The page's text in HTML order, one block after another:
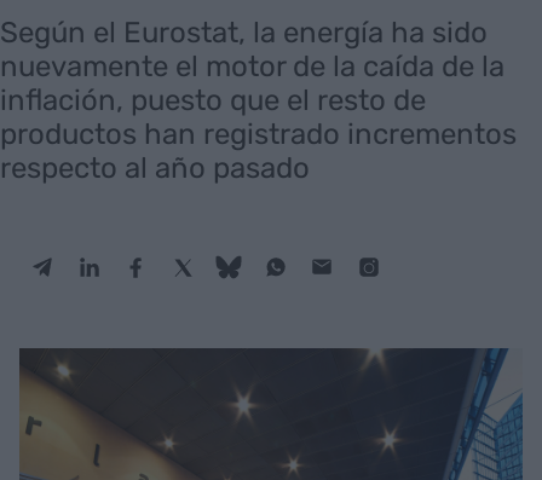
Según el Eurostat, la energía ha sido
nuevamente el motor de la caída de la
inflación, puesto que el resto de
productos han registrado incrementos
respecto al año pasado